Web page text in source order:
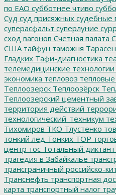
по ЕАО субботнее чтиво
Суд суд присяжных судебные
суперасфальт суперлуние
сход вагонов Счетная палата
США тайфун таможня
Гладких Тафи-диагностика
телемедицинские технологии
экономика тепловоз
Теплоозерск Теплоозёрск
Теплоозерский цементный
территория действий
технологический_техникум
Тихомиров ТКО Тлустенко
тонкий лед Тонких ТОР
центр тос Тотальный диктант
трагедия в Забайкалье
трансграничный российско-
Транснефть транспортная
карта транспортный налог